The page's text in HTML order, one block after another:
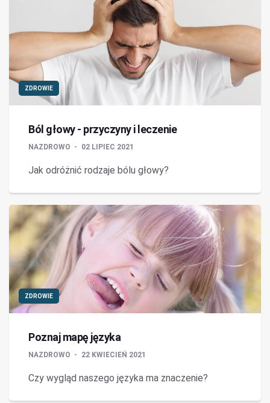
ZDROWIE
Ból głowy - przyczyny i leczenie
NAZDROWO 02 LIPIEC 2021
Jak odróżnić rodzaje bólu głowy?
ZDROWIE
Poznaj mapę języka
NAZDROWO 22 KWIECIEŃ 2021
Czy wygląd naszego języka ma znaczenie?